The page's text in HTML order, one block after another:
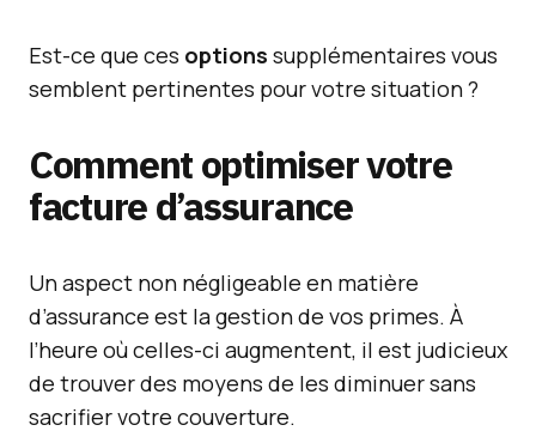
Est-ce que ces options supplémentaires vous
semblent pertinentes pour votre situation ?
Comment optimiser votre
facture d’assurance
Un aspect non négligeable en matière
d’assurance est la gestion de vos primes. À
l’heure où celles-ci augmentent, il est judicieux
de trouver des moyens de les diminuer sans
sacrifier votre couverture.